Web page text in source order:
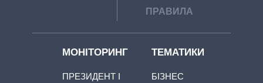
ПРАВИЛА
МОНІТОРИНГ
ПРЕЗИДЕНТ І
ТЕМАТИКИ
БІЗНЕС